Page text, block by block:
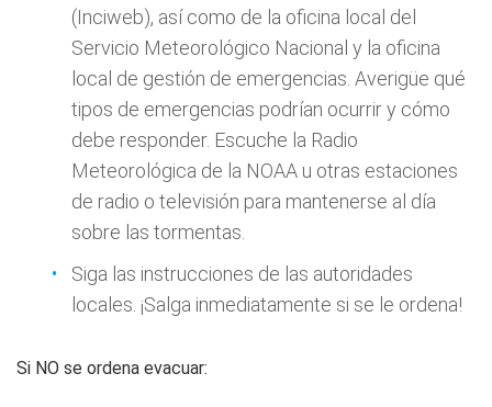
(Inciweb), así como de la oficina local del
Servicio Meteorológico Nacional y la oficina
local de gestión de emergencias. Averigüe qué
tipos de emergencias podrían ocurrir y cómo
debe responder. Escuche la Radio
Meteorológica de la NOAA u otras estaciones
de radio o televisión para mantenerse al día
sobre las tormentas.
Siga las instrucciones de las autoridades
locales. ¡Salga inmediatamente si se le ordena!
Si NO se ordena evacuar: